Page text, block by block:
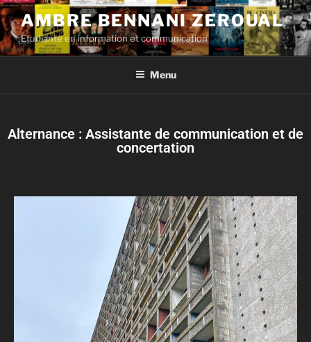
AMBRE BENNANI ZEROUAL
Etudiante en information et communication
Menu
Alternance : Assistante de communication et de
concertation